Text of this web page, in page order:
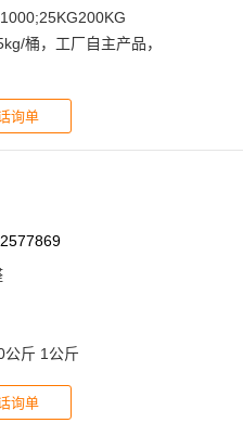
桶，工厂自主产品，
询单
公斤 1公斤
询单